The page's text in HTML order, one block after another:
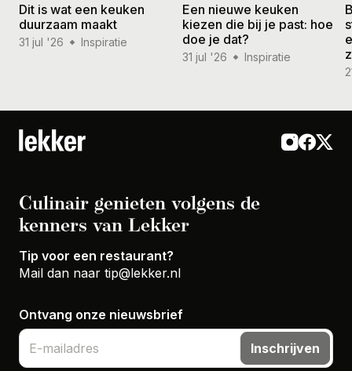
Dit is wat een keuken
duurzaam maakt
31 jul '26 Inspiratie
Een nieuwe keuken
kiezen die bij je past: hoe
doe je dat?
31 jul '26 Inspiratie
Culinair genieten volgens de
kenners van Lekker
Tip voor een restaurant?
Mail dan naar tip@lekker.nl
Ontvang onze nieuwsbrief
Inschrijven